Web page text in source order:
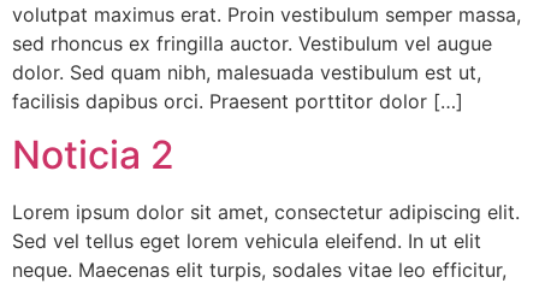
volutpat maximus erat. Proin vestibulum semper massa,
sed rhoncus ex fringilla auctor. Vestibulum vel augue
dolor. Sed quam nibh, malesuada vestibulum est ut,
facilisis dapibus orci. Praesent porttitor dolor […]
Noticia 2
Lorem ipsum dolor sit amet, consectetur adipiscing elit.
Sed vel tellus eget lorem vehicula eleifend. In ut elit
neque. Maecenas elit turpis, sodales vitae leo efficitur,